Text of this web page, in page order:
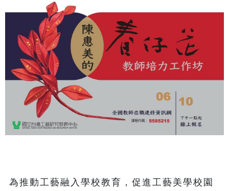
為推動工藝融入學校教育，促進工藝美學校園